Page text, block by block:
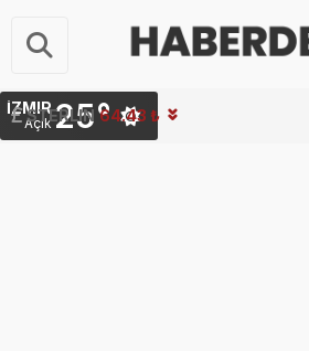
STERLIN 64.43 ₺
İZMIR
Açık25°